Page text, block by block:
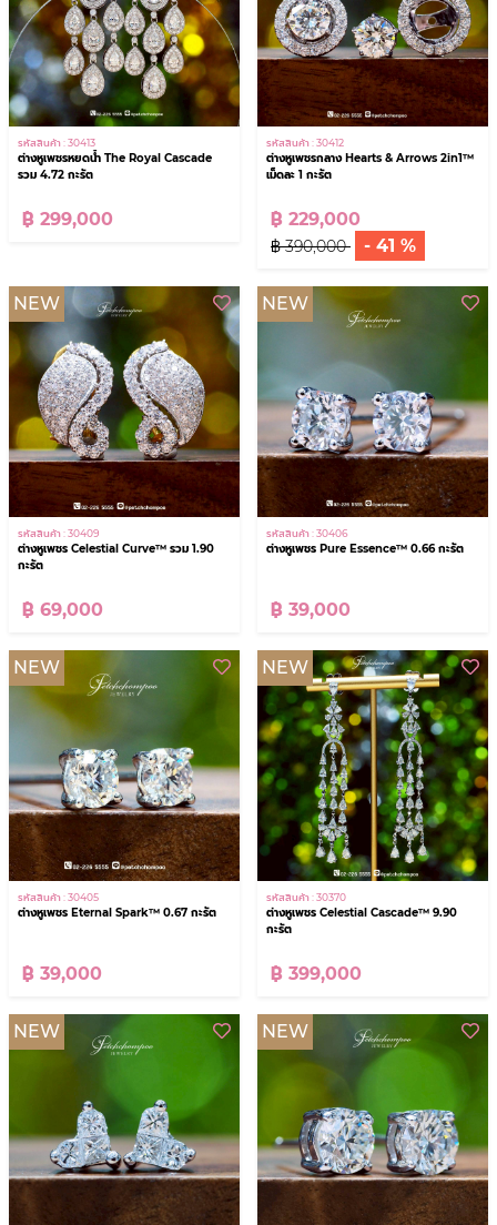
รหัสสินค้า : 30413
ต่างหูเพชรหยดน้ำ The Royal Cascade
รวม 4.72 กะรัต
฿ 299,000
รหัสสินค้า : 30412
ต่างหูเพชรกลาง Hearts & Arrows 2in1™
เม็ดละ 1 กะรัต
฿ 229,000
฿ 390,000 - 41 %
NEW
รหัสสินค้า : 30409
ต่างหูเพชร Celestial Curve™ รวม 1.90
กะรัต
฿ 69,000
NEW
รหัสสินค้า : 30406
ต่างหูเพชร Pure Essence™ 0.66 กะรัต
฿ 39,000
NEW
รหัสสินค้า : 30405
ต่างหูเพชร Eternal Spark™ 0.67 กะรัต
฿ 39,000
NEW
รหัสสินค้า : 30370
ต่างหูเพชร Celestial Cascade™ 9.90
กะรัต
฿ 399,000
NEW NEW